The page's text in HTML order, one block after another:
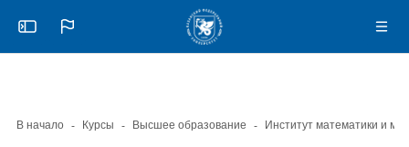
Перейти к основному содержанию
Откройте боковую панель
В начало Курсы Высшее образование